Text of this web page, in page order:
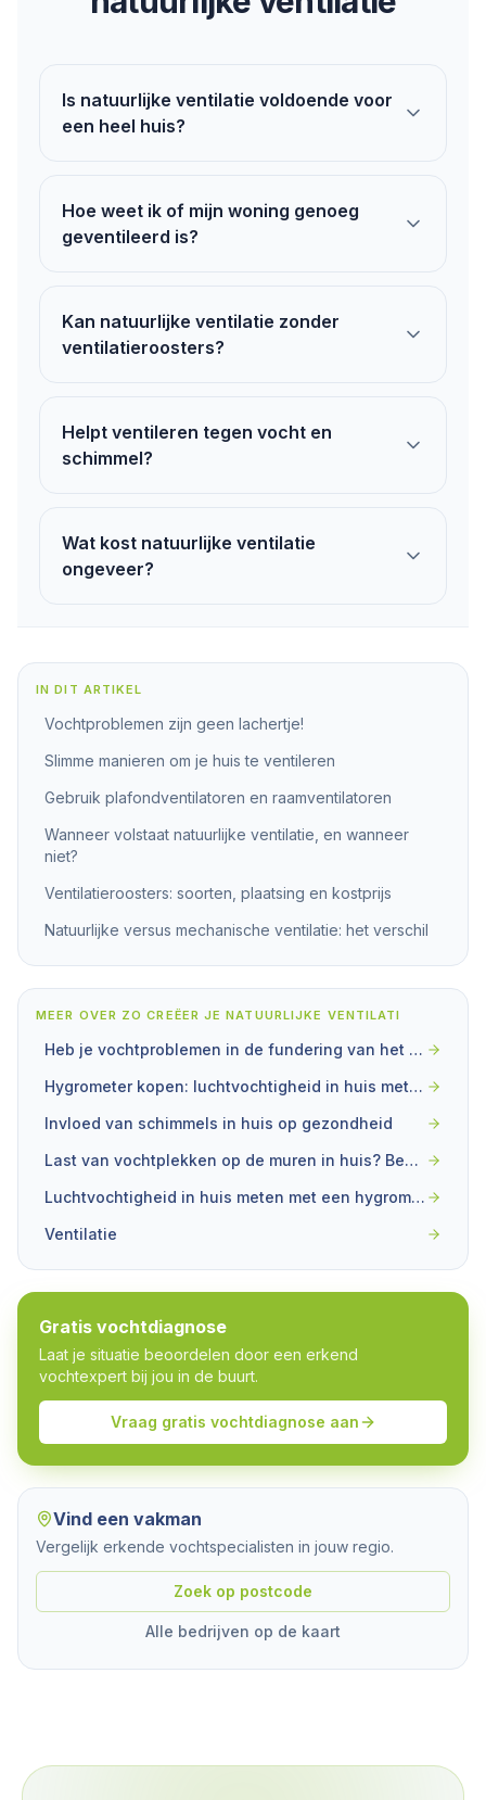
Is natuurlijke ventilatie voldoende voor
een heel huis?
Hoe weet ik of mijn woning genoeg
geventileerd is?
Kan natuurlijke ventilatie zonder
ventilatieroosters?
Helpt ventileren tegen vocht en
schimmel?
Wat kost natuurlijke ventilatie
ongeveer?
IN DIT ARTIKEL
Vochtproblemen zijn geen lachertje!
Slimme manieren om je huis te ventileren
Gebruik plafondventilatoren en raamventilatoren
Wanneer volstaat natuurlijke ventilatie, en wanneer
niet?
Ventilatieroosters: soorten, plaatsing en kostprijs
Natuurlijke versus mechanische ventilatie: het verschil
MEER OVER ZO CREËER JE NATUURLIJKE VENTILATI
Heb je vochtproblemen in de fundering van het huis? Wat je nu kan doen
Hygrometer kopen: luchtvochtigheid in huis meten
Invloed van schimmels in huis op gezondheid
Last van vochtplekken op de muren in huis? Beste tips voor mooie muren!
Luchtvochtigheid in huis meten met een hygrometer
Ventilatie
Gratis vochtdiagnose
Laat je situatie beoordelen door een erkend
vochtexpert bij jou in de buurt.
Vraag gratis vochtdiagnose aan
Vind een vakman
Vergelijk erkende vochtspecialisten in jouw regio.
Zoek op postcode
Alle bedrijven op de kaart